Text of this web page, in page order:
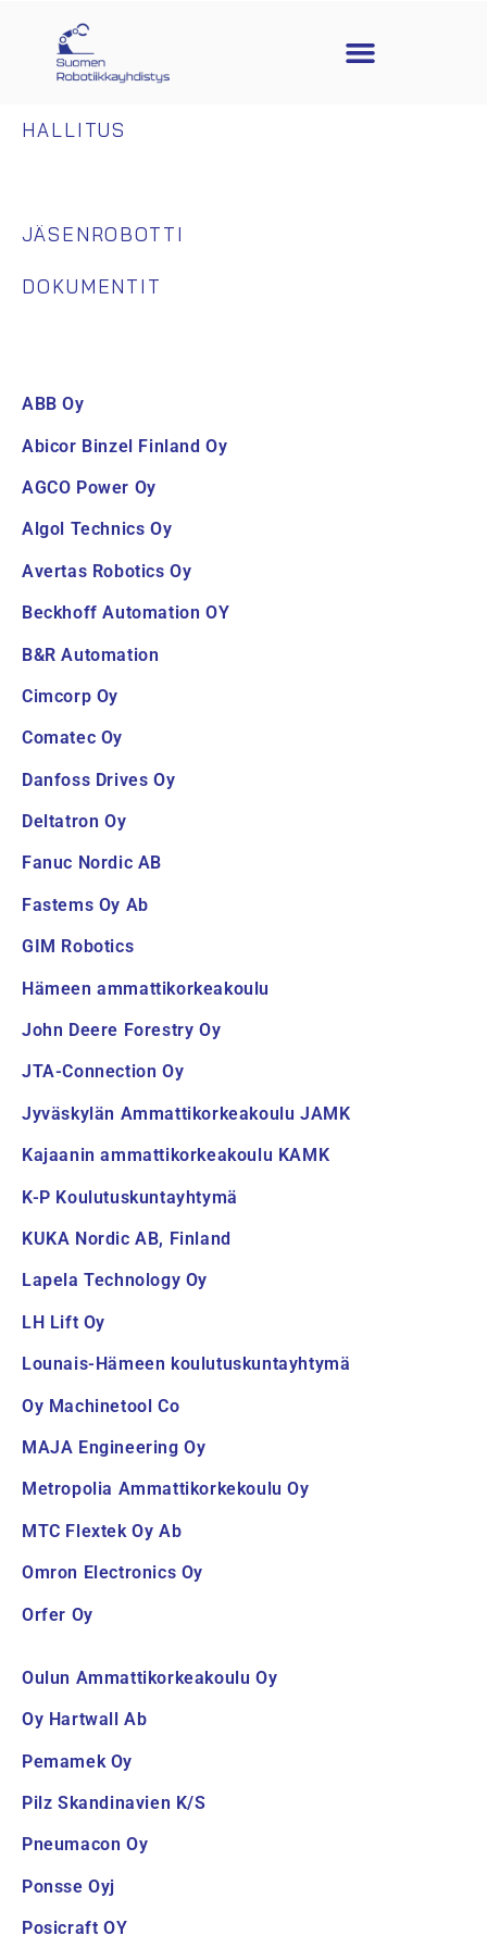
HALLITUS
JÄSENROBOTTI
DOKUMENTIT
ABB Oy
Abicor Binzel Finland Oy
AGCO Power Oy
Algol Technics Oy
Avertas Robotics Oy
Beckhoff Automation OY
B&R Automation
Cimcorp Oy
Comatec Oy
Danfoss Drives Oy
Deltatron Oy
Fanuc Nordic AB
Fastems Oy Ab
GIM Robotics
Hämeen ammattikorkeakoulu
John Deere Forestry Oy
JTA-Connection Oy
Jyväskylän Ammattikorkeakoulu JAMK
Kajaanin ammattikorkeakoulu KAMK
K-P Koulutuskuntayhtymä
KUKA Nordic AB, Finland
Lapela Technology Oy
LH Lift Oy
Lounais-Hämeen koulutuskuntayhtymä
Oy Machinetool Co
MAJA Engineering Oy
Metropolia Ammattikorkekoulu Oy
MTC Flextek Oy Ab
Omron Electronics Oy
Orfer Oy
Oulun Ammattikorkeakoulu Oy
Oy Hartwall Ab
Pemamek Oy
Pilz Skandinavien K/S
Pneumacon Oy
Ponsse Oyj
Posicraft OY